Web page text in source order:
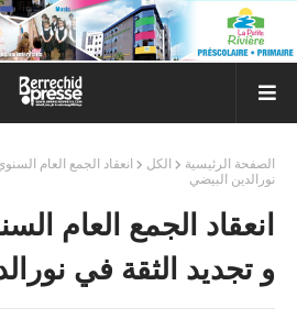
الصفحة الرئيسية الكل
انعقاد الجمع العام
نورالدين البيضي
انعقاد الجمع العام
و تجديد الثقة في